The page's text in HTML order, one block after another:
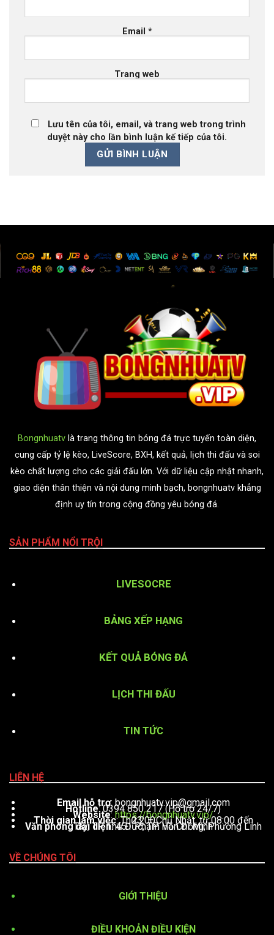
Email *
Trang web
Lưu tên của tôi, email, và trang web trong trình
duyệt này cho lần bình luận kế tiếp của tôi.
Bongnhuatv là trang thông tin bóng đá trực tuyến toàn diện,
cung cấp tỷ lệ kèo, LiveScore, BXH, kết quả, lịch thi đấu và soi
kèo chất lượng cho các giải đấu lớn. Với dữ liệu cập nhật nhanh,
giao diện thân thiện và nội dung minh bạch, bongnhuatv khẳng
định uy tín trong cộng đồng yêu bóng đá.
SẢN PHẨM NỔI TRỘI
LIVESOCRE
BẢNG XẾP HẠNG
KẾT QUẢ BÓNG ĐÁ
LỊCH THI ĐẤU
TIN TỨC
LIÊN HỆ
Email hỗ trợ:bongnhuatv.vip@gmail.com
Hotline: 0394 850 217 (Hỗ trợ 24/7)
Website:https://bongnhuatv.vip/
Thời gian làm việc : Thứ 2 – Chủ Nhật, từ 08:00 đến 23:00
Văn phòng đại diện: 451 Phạm Văn Đồng, Phường Linh Tây, TP. Thủ Đức, TP. Hồ Chí Minh
VỀ CHÚNG TÔI
GIỚI THIỆU
ĐIỀU KHOẢN ĐIỀU KIỆN